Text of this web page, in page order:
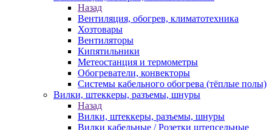
Назад
Вентиляция, обогрев, климатотехника
Хозтовары
Вентиляторы
Кипятильники
Метеостанция и термометры
Обогреватели, конвекторы
Системы кабельного обогрева (тёплые полы)
Вилки, штеккеры, разъемы, шнуры
Назад
Вилки, штеккеры, разъемы, шнуры
Вилки кабельные / Розетки штепсельные